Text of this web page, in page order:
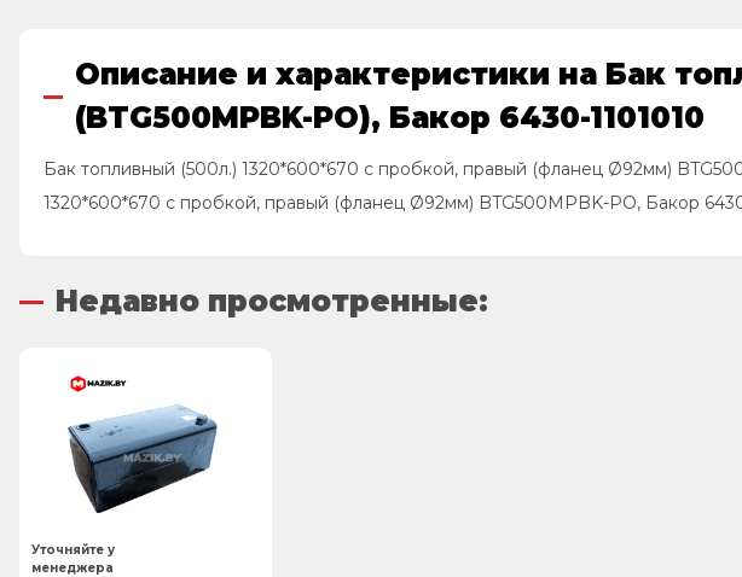
Описание и характеристики на Бак
(BTG500MPBK-PO), Бакор 6430-1101010
Бак топливный (500л.) 1320*600*670 с пробкой, правый (фланец Ø92мм)
1320*600*670 с пробкой, правый (фланец Ø92мм) BTG500MPBK-PO, Бакор
Недавно просмотренные:
Уточняйте у
менеджера